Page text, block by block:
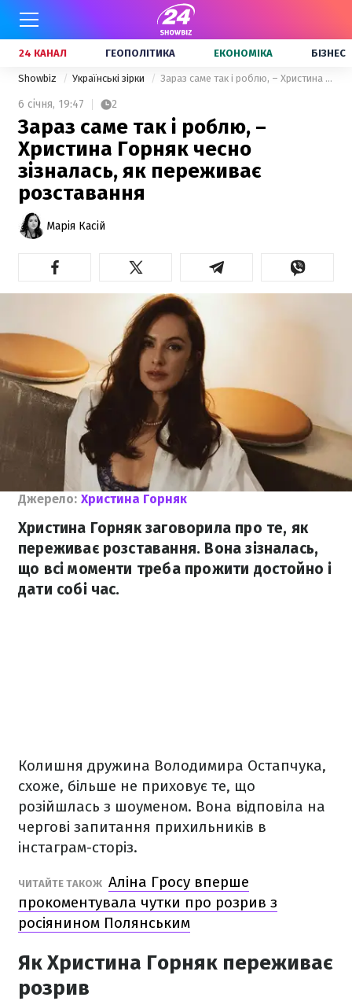
24 КАНАЛ ГЕОПОЛІТИКА ЕКОНОМІКА БІЗНЕС
Showbiz Українські зірки Зараз саме так і роблю, – Христина Горняк чесно зізналась, як переживає розставання
6 січня, 19:47 2
Зараз саме так і роблю, –
Христина Горняк чесно
зізналась, як переживає
розставання
Марія Касій
Джерело: Христина Горняк
Христина Горняк заговорила про те, як
переживає розставання. Вона зізналась,
що всі моменти треба прожити достойно і
дати собі час.
Колишня дружина Володимира Остапчука,
схоже, більше не приховує те, що
розійшлась з шоуменом. Вона відповіла на
чергові запитання прихильників в
інстаграм-сторіз.
ЧИТАЙТЕ ТАКОЖ Аліна Гросу вперше
прокоментувала чутки про розрив з
росіянином Полянським
Як Христина Горняк переживає
розрив